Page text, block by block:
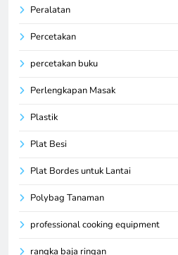
Peralatan
Percetakan
percetakan buku
Perlengkapan Masak
Plastik
Plat Besi
Plat Bordes untuk Lantai
Polybag Tanaman
professional cooking equipment
rangka baja ringan